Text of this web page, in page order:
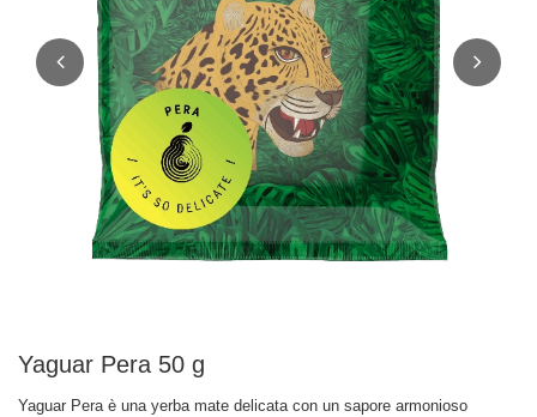
Yaguar Pera 50 g
Yaguar Pera è una yerba mate delicata con un sapore armonioso